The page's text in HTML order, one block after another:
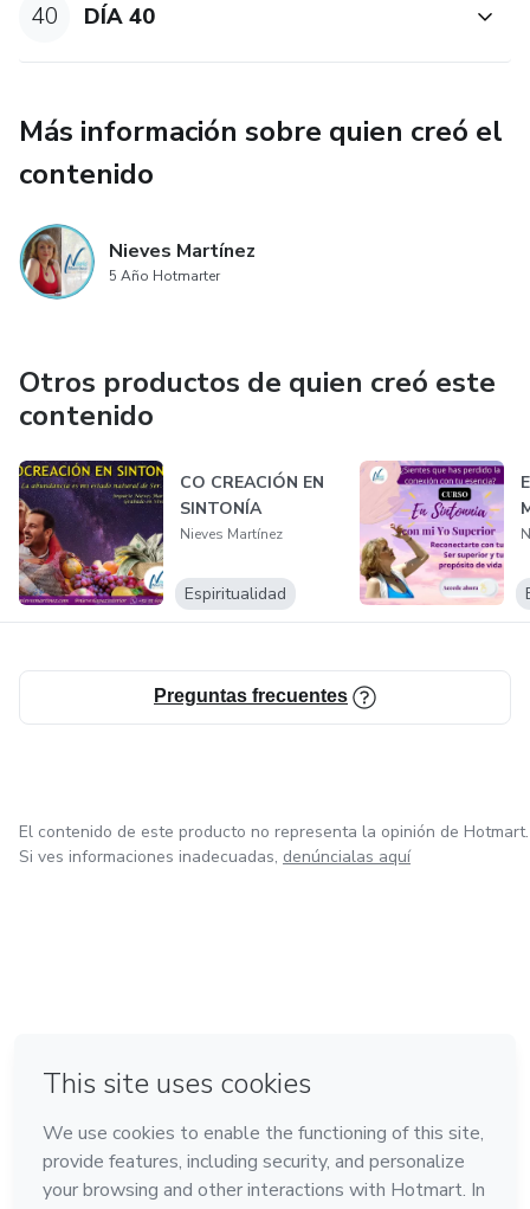
40 DÍA 40
Más información sobre quien creó el
contenido
Nieves Martínez
5 Año Hotmarter
Otros productos de quien creó este
contenido
CO CREACIÓN EN
SINTONÍA
Nieves Martínez
Espiritualidad
Preguntas frecuentes
El contenido de este producto no representa la opinión de Hotmart.
Si ves informaciones inadecuadas, denúncialas aquí
Hecho con❤ en Ciudad de México